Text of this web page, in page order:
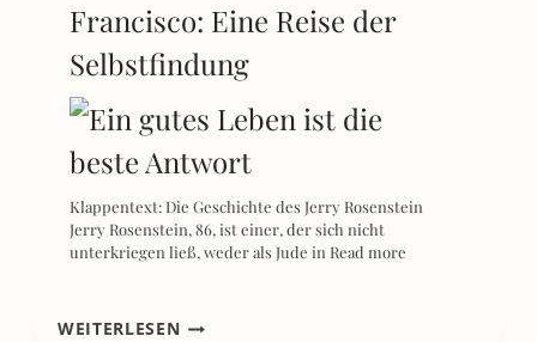
Francisco: Eine Reise der
Selbstfindung
Klappentext: Die Geschichte des Jerry Rosenstein
Jerry Rosenstein, 86, ist einer, der sich nicht
unterkriegen ließ, weder als Jude inRead more
WEITERLESEN[REZENSION]